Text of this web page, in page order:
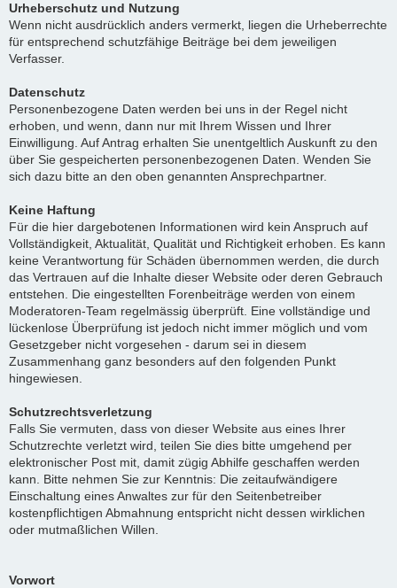
Urheberschutz und Nutzung
Wenn nicht ausdrücklich anders vermerkt, liegen die Urheberrechte
für entsprechend schutzfähige Beiträge bei dem jeweiligen
Verfasser.
Datenschutz
Personenbezogene Daten werden bei uns in der Regel nicht
erhoben, und wenn, dann nur mit Ihrem Wissen und Ihrer
Einwilligung. Auf Antrag erhalten Sie unentgeltlich Auskunft zu den
über Sie gespeicherten personenbezogenen Daten. Wenden Sie
sich dazu bitte an den oben genannten Ansprechpartner.
Keine Haftung
Für die hier dargebotenen Informationen wird kein Anspruch auf
Vollständigkeit, Aktualität, Qualität und Richtigkeit erhoben. Es kann
keine Verantwortung für Schäden übernommen werden, die durch
das Vertrauen auf die Inhalte dieser Website oder deren Gebrauch
entstehen. Die eingestellten Forenbeiträge werden von einem
Moderatoren-Team regelmässig überprüft. Eine vollständige und
lückenlose Überprüfung ist jedoch nicht immer möglich und vom
Gesetzgeber nicht vorgesehen - darum sei in diesem
Zusammenhang ganz besonders auf den folgenden Punkt
hingewiesen.
Schutzrechtsverletzung
Falls Sie vermuten, dass von dieser Website aus eines Ihrer
Schutzrechte verletzt wird, teilen Sie dies bitte umgehend per
elektronischer Post mit, damit zügig Abhilfe geschaffen werden
kann. Bitte nehmen Sie zur Kenntnis: Die zeitaufwändigere
Einschaltung eines Anwaltes zur für den Seitenbetreiber
kostenpflichtigen Abmahnung entspricht nicht dessen wirklichen
oder mutmaßlichen Willen.
Vorwort